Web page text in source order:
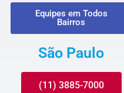
Equipes em Todos
Bairros
São Paulo
(11) 3885-7000